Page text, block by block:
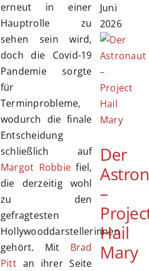
erneut in einer
Hauptrolle zu
sehen sein wird,
doch die Covid-19
Pandemie sorgte
für
Terminprobleme,
wodurch die finale
Entscheidung
schließlich auf
Margot Robbie fiel,
die derzeitig wohl
zu den
gefragtesten
Hollywooddarstellerinnen
gehört. Mit Brad
Pittan ihrer Seite
Juni
2026
Der
–
Hail
Mary